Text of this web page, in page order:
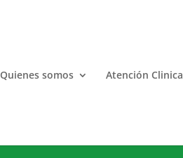
Quienes somos Atención Clinica